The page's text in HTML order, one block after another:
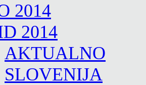
2014
2014
AKTUALNO
SLOVENIJA